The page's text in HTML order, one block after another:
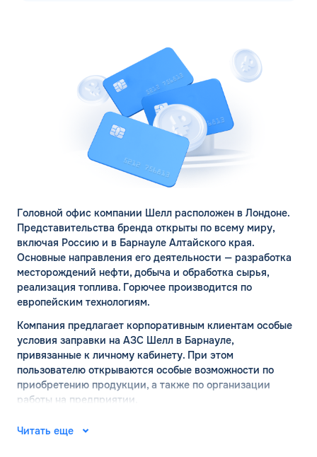
Головной офис компании Шелл расположен в Лондоне.
Представительства бренда открыты по всему миру,
включая Россию и в Барнауле Алтайского края.
Основные направления его деятельности — разработка
месторождений нефти, добыча и обработка сырья,
реализация топлива. Горючее производится по
европейским технологиям.
Компания предлагает корпоративным клиентам особые
условия заправки на АЗС Шелл в Барнауле,
привязанные к личному кабинету. При этом
пользователю открываются особые возможности по
приобретению продукции, а также по организации
работы на предприятии.
АЗС ШЕЛЛ в Барнауле:
Читать еще